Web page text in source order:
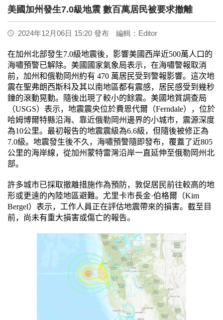
美國加州發生7.0級地震 數百萬居民被要求撤離
2024年12月06日 15:20 發布 編輯：Editor
在加州北部發生7.0級地震後，影響美國西岸近500萬人口的
海嘯預警已解除。美國國家氣象局表示，在海嘯警報取消
前，加州和俄勒岡州約有 470 萬居民受到警報影響。這次地
震在聖弗朗西斯科及其以南地區都有震感，居民感受到幾秒
鐘的滾動晃動。隨後出現了較小的餘震。美國地質調查局
（USGS）表示，地震震央位於費恩代爾（Ferndale），位於
哈姆博爾特縣沿海、靠近俄勒岡州邊界的小城市，震源深度
為10公里。最初報告的地震震級為6.6級，但隨後被修正為
7.0級。地震發生後不久，海嘯預警隨即發布，覆蓋了近805
公里的海岸線，從加州蒙特雷灣沿​​岸一直延伸至俄勒岡州北
部。
許多城市已採取撤離措施作為預防，敦促居民前往較高的地
形或更遠的內陸地區避難。尤里卡市長金·伯格爾（Kim
Bergel）表示，工作人員正在評估地震帶來的損害。截至目
前，尚未有重大損害或傷亡的報告。